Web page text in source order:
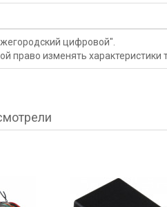
цифровой".
право изменять